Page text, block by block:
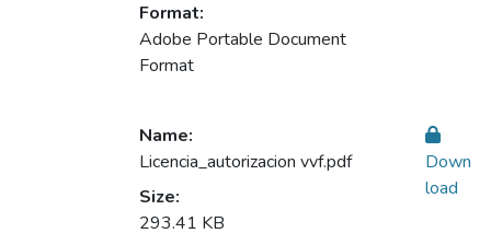
Format:
Adobe Portable Document
Format
Name:
Licencia_autorizacion vvf.pdf
Size:
293.41 KB
Down
load